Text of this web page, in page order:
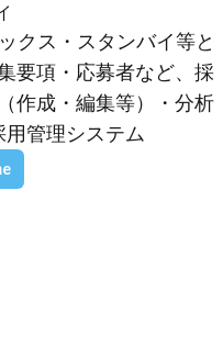
クス・スタンバイ等と
要項・応募者など、採
作成・編集等）・分析
管理システム